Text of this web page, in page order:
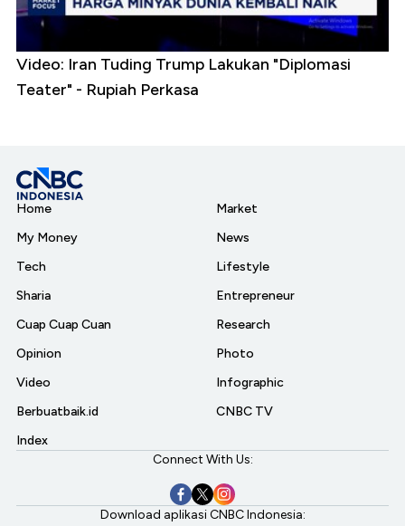
Video: Iran Tuding Trump Lakukan "Diplomasi
Teater" - Rupiah Perkasa
Home
My Money
Tech
Sharia
Cuap Cuap Cuan
Opinion
Video
Berbuatbaik.id
Index
Market
News
Lifestyle
Entrepreneur
Research
Photo
Infographic
CNBC TV
Connect With Us:
Download aplikasi CNBC Indonesia: